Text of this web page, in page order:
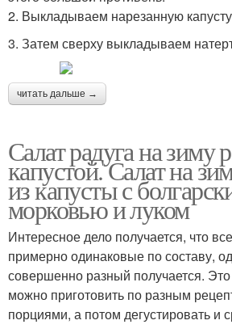
2. Выкладываем нарезанную
3. Затем сверху выкладываем
читать дальше →
Салат радуга на зиму
капустой. Салат на
из капусты с
морковью и луком
Интересное дело получается, что
примерно одинаковые по составу,
совершенно разный получается. Это
можно приготовить по разным
порциями, а потом дегустировать и